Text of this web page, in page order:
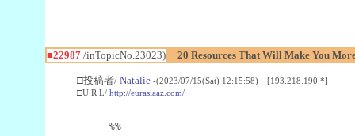
■22987/inTopicNo.23023) 20 Resources That Will Make You
□投稿者/ Natalie -(2023/07/15(Sat) 12:15:58) [193.218.190.*]
□U R L/ http://eurasiaaz.com/
%%